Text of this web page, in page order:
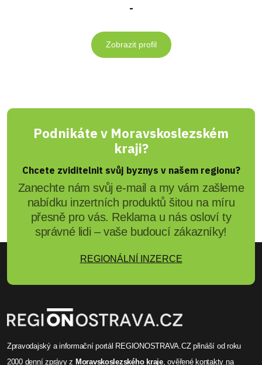
-
Zobrazit profil
Podnikáte v Moravskoslezském
kraji?
Chcete zviditelnit svůj byznys v našem regionu?
Zanechte nám svůj e-mail a my vám zašleme
nabídku inzertních produktů šitou na míru
přesně pro vás. Reklama u nás osloví ty
správné lidi – vaše budoucí zákazníky!
REGIONÁLNÍ INZERCE
Zpravodajský a informační portál REGIONOSTRAVA.CZ přináší od roku
2000 denní zprávyz Moravskoslezského kraje, ověřené kontakty na